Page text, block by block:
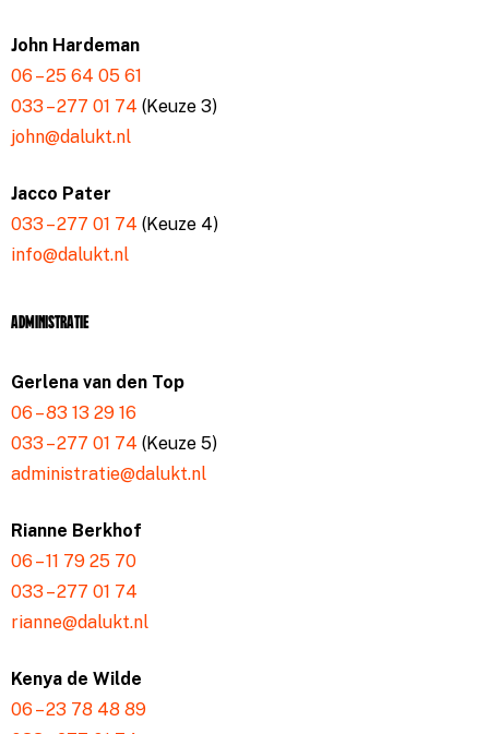
John Hardeman
06 – 25 64 05 61
033 – 277 01 74 (Keuze 3)
john@dalukt.nl
Jacco Pater
033 – 277 01 74 (Keuze 4)
info@dalukt.nl
Administratie
Gerlena van den Top
06 – 83 13 29 16
033 – 277 01 74 (Keuze 5)
administratie@dalukt.nl
Rianne Berkhof
06 – 11 79 25 70
033 – 277 01 74
rianne@dalukt.nl
Kenya de Wilde
06 – 23 78 48 89